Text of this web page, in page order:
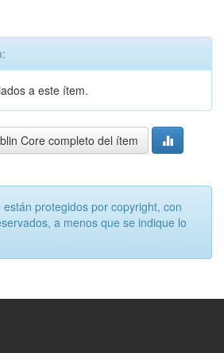
a este ítem.
Core completo del ítem
protegidos por copyright, con
a menos que se indique lo